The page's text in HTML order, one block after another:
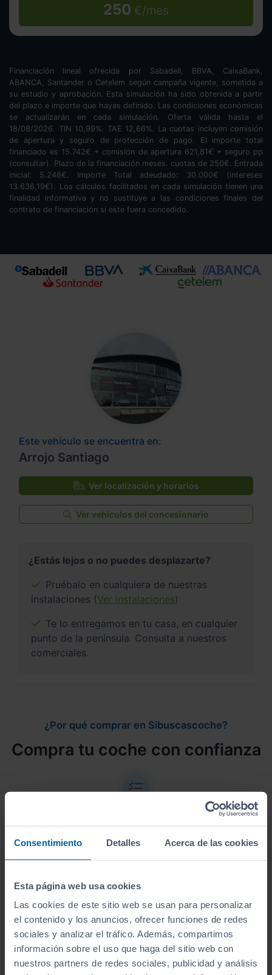
Consentimiento Detalles Acerca de las cookies
Esta página web usa cookies
Las cookies de este sitio web se usan para personalizar
el contenido y los anuncios, ofrecer funciones de redes
sociales y analizar el tráfico. Además, compartimos
información sobre el uso que haga del sitio web con
nuestros partners de redes sociales, publicidad y análisis
250 €/mes
Financiación lineal ofrecida por Sabadell, BBVA, CaixaBank,
ABANCA, Santander o Cetelem según campaña vigente, sometida a
su estudio y aprobación. Esta simulación ha sido obtenida a partir
del plazo e importe que hayas definido. Las condiciones económicas
se actualizarán en cada simulación. Oferta válida hasta el
18/08/2026. TIN 10,99%. TAE 12,66%. La cuotas incluyen comisión
de apertura y seguro de protección de pago. El importe total
financiado es 15.742€ + comisión de apertura 621,81€ + seguro pp
(consultar). Plazo de la financiación meses. cuotas de 250€. Entrada
inicial: 5.248€. Importe Total adeudado: 30.000€ (intereses
13.636,19€). Los cálculos facilitados en cada simulación tienen una
finalidad informativa y no sustituye a las condiciones finales del
contrato de financiación si este fuera concedido.
Este vehículo se encuentra en:
Arrojo Santiago
Ver localización y horarios
Ver vehículos del concesionario
¿Estás lejos o no puedes desplazarte?
Pruébalo en cualquiera de nuestras
instalaciones (Ver instalaciones)
Te lo entregamos en tu casa, en cualquier
punto de la península. Consulta a nuestros
comerciales.
¿Por qué comprar en Sibuscascoche?
Compra tu coche con confianza
Vehículos revisados
Kilometraje garantizado